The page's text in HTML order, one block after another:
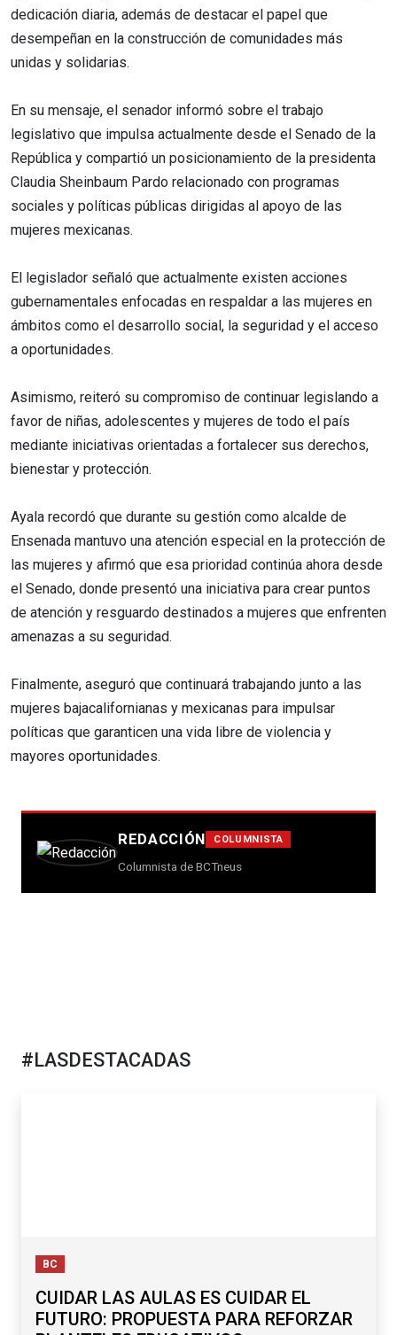
dedicación diaria, además de destacar el papel que
desempeñan en la construcción de comunidades más
unidas y solidarias.
En su mensaje, el senador informó sobre el trabajo
legislativo que impulsa actualmente desde el Senado de la
República y compartió un posicionamiento de la presidenta
Claudia Sheinbaum Pardo relacionado con programas
sociales y políticas públicas dirigidas al apoyo de las
mujeres mexicanas.
El legislador señaló que actualmente existen acciones
gubernamentales enfocadas en respaldar a las mujeres en
ámbitos como el desarrollo social, la seguridad y el acceso
a oportunidades.
Asimismo, reiteró su compromiso de continuar legislando a
favor de niñas, adolescentes y mujeres de todo el país
mediante iniciativas orientadas a fortalecer sus derechos,
bienestar y protección.
Ayala recordó que durante su gestión como alcalde de
Ensenada mantuvo una atención especial en la protección de
las mujeres y afirmó que esa prioridad continúa ahora desde
el Senado, donde presentó una iniciativa para crear puntos
de atención y resguardo destinados a mujeres que enfrenten
amenazas a su seguridad.
Finalmente, aseguró que continuará trabajando junto a las
mujeres bajacalifornianas y mexicanas para impulsar
políticas que garanticen una vida libre de violencia y
mayores oportunidades.
REDACCIÓN COLUMNISTA
Columnista de BCTneus
#LASDESTACADAS
BC
CUIDAR LAS AULAS ES CUIDAR EL
FUTURO: PROPUESTA PARA REFORZAR